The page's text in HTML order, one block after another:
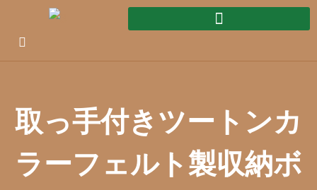
取っ手付きツートンカ
ラーフェルト製収納ボ